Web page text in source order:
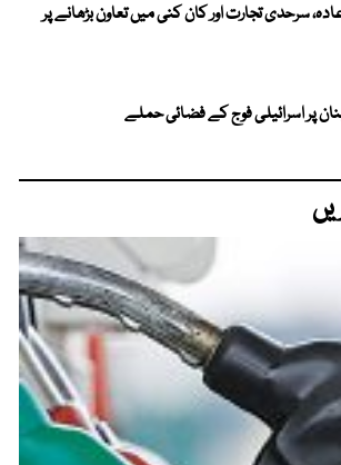
سرحدی تجارت اور کان کنی میں تعاون بڑھانے پر
پر اسرائیلی فوج کے فضائی حملے